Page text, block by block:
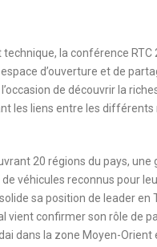
technique, la conférence RTC
d’ouverture et de
de découvrir la
les liens entre les différents
20 régions du pays, une
véhicules reconnus pour
sa position de leader en
vient confirmer son rôle de
dans la zone Moyen-Orient